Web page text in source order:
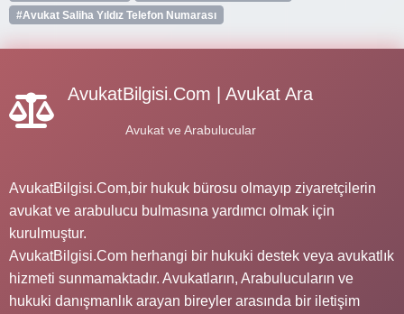
#Avukat Saliha Yıldız Telefon Numarası
AvukatBilgisi.Com | Avukat Ara
Avukat ve Arabulucular
AvukatBilgisi.Com,bir hukuk bürosu olmayıp ziyaretçilerin
avukat ve arabulucu bulmasına yardımcı olmak için
kurulmuştur.
AvukatBilgisi.Com herhangi bir hukuki destek veya avukatlık
hizmeti sunmamaktadır. Avukatların, Arabulucuların ve
hukuki danışmanlık arayan bireyler arasında bir iletişim